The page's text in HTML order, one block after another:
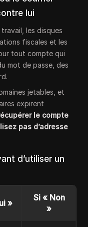
lui
les disques
fiscales et les
tout compte qui
mot de passe, des
jetables, et
expirent
le compte
pas d’adresse
d’utiliser un
»
Si « Non
»